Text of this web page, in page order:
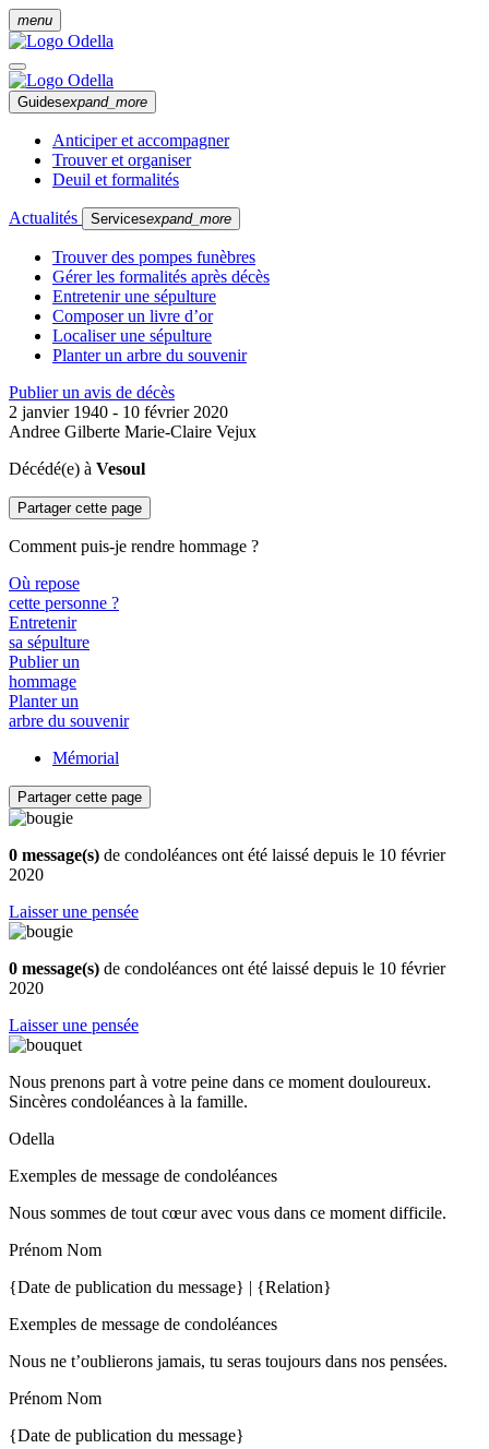
menu
Guidesexpand_more
Anticiper et accompagner
Trouver et organiser
Deuil et formalités
Actualités Servicesexpand_more
Trouver des pompes funèbres
Gérer les formalités après décès
Entretenir une sépulture
Composer un livre d’or
Localiser une sépulture
Planter un arbre du souvenir
Publier un avis de décès
2 janvier 1940 - 10 février 2020
Andree Gilberte Marie-Claire Vejux
Décédé(e) à Vesoul
Partager cette page
Comment puis-je rendre hommage ?
Où repose
cette personne ?
Entretenir
sa sépulture
Publier un
hommage
Planter un
arbre du souvenir
Mémorial
Partager cette page
0 message(s) de condoléances ont été laissé depuis le 10 février
2020
Laisser une pensée
0 message(s) de condoléances ont été laissé depuis le 10 février
2020
Laisser une pensée
Nous prenons part à votre peine dans ce moment douloureux.
Sincères condoléances à la famille.
Odella
Exemples de message de condoléances
Nous sommes de tout cœur avec vous dans ce moment difficile.
Prénom Nom
{Date de publication du message} | {Relation}
Exemples de message de condoléances
Nous ne t’oublierons jamais, tu seras toujours dans nos pensées.
Prénom Nom
{Date de publication du message}